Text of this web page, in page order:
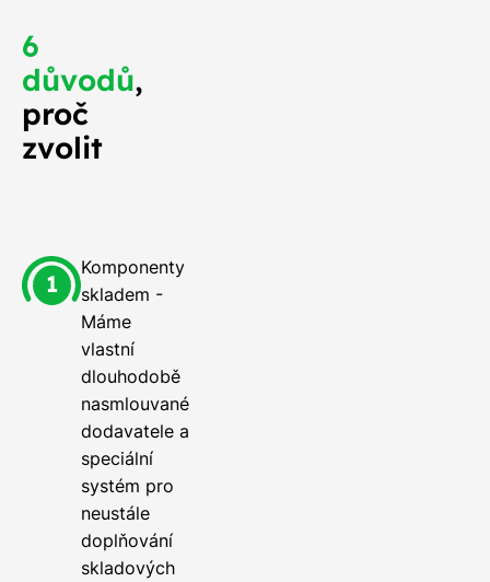
6
důvodů,
proč
zvolit
Komponenty
skladem -
Máme
vlastní
dlouhodobě
nasmlouvané
dodavatele a
speciální
systém pro
neustále
doplňování
skladových